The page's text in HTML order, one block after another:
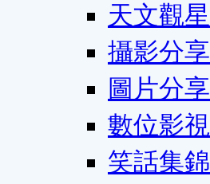
天文觀星
攝影分享
圖片分享
數位影視
笑話集錦